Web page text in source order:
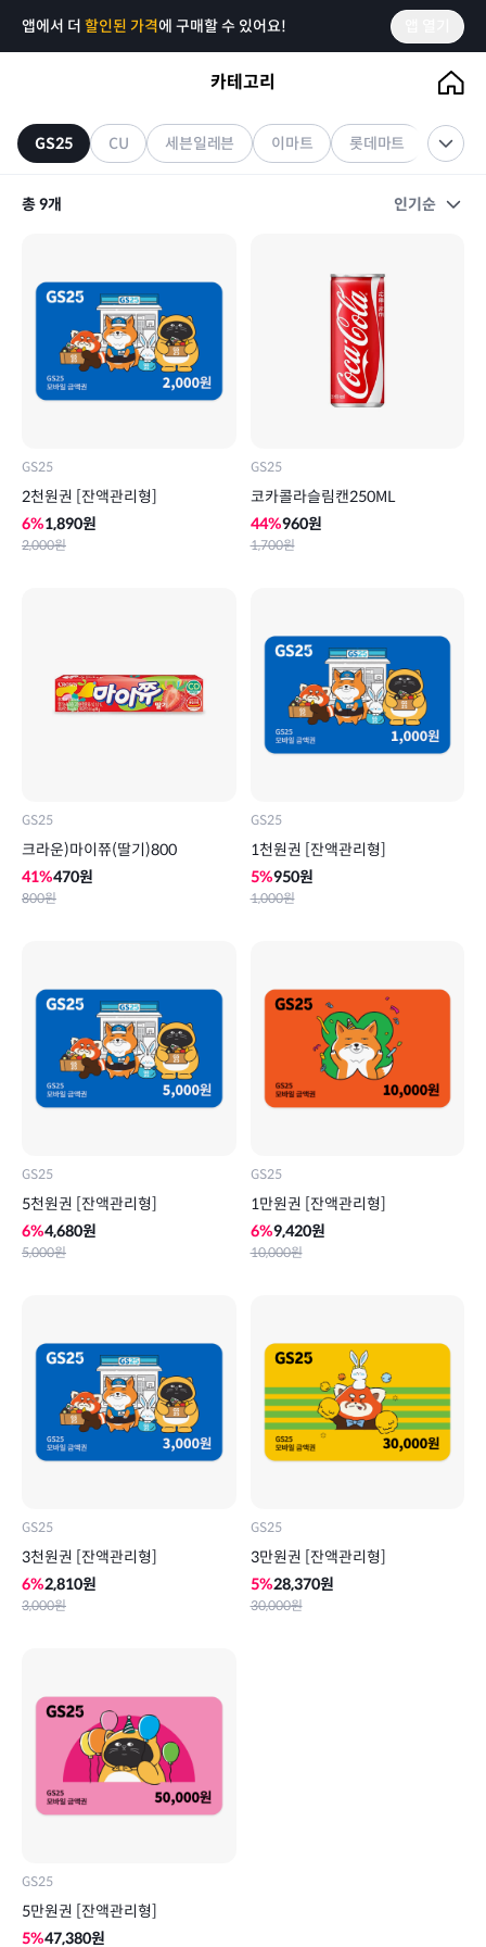
앱에서 더 할인된 가격에 구매할 수 있어요!
카테고리
GS25기프티콘
GS25 CU 세븐일레븐 이마트 롯데마트 홈플
총9개 인기순
GS25
2천원권 [잔액관리형]
6%1,890원
2,000원
GS25
코카콜라슬림캔250ML
44%960원
1,700원
GS25
크라운)마이쮸(딸기)800
41%470원
800원
GS25
1천원권 [잔액관리형]
5%950원
1,000원
GS25
5천원권 [잔액관리형]
6%4,680원
5,000원
GS25
1만원권 [잔액관리형]
6%9,420원
10,000원
GS25
3천원권 [잔액관리형]
6%2,810원
3,000원
GS25
3만원권 [잔액관리형]
5%28,370원
30,000원
GS25
5만원권 [잔액관리형]
5%47,380원